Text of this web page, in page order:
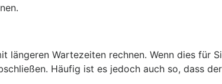
längeren Wartezeiten rechnen. Wenn dies für
Häufig ist es jedoch auch so, dass